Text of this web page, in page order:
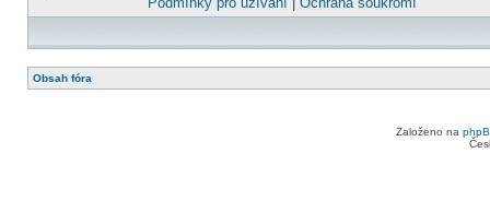
Obsah fóra
Založeno na